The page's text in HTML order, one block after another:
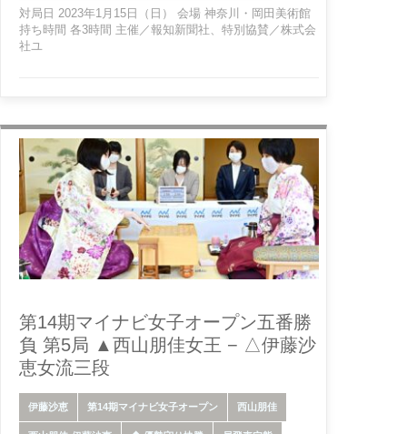
対局日 2023年1月15日（日） 会場 神奈川・岡田美術館
持ち時間 各3時間 主催／報知新聞社、特別協賛／株式会
社ユ
第14期マイナビ女子オープン五番勝
負 第5局 ▲西山朋佳女王 − △伊藤沙
恵女流三段
伊藤沙恵 第14期マイナビ女子オープン 西山朋佳